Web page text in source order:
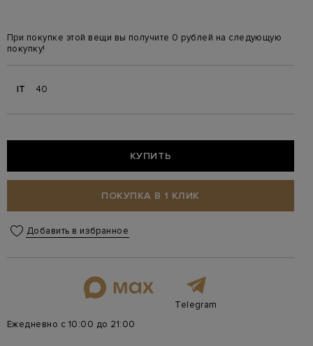
При покупке этой вещи вы получите 0 рублей на следующую
покупку!
IT 40
КУПИТЬ
ПОКУПКА В 1 КЛИК
Добавить в избранное
Telegram
Ежедневно с 10:00 до 21:00